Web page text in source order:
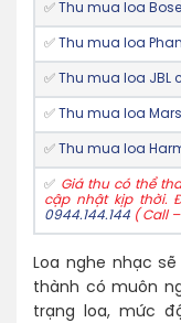
✅ Thu mua loa
✅ Thu mua loa
✅ Thu mua loa JBL
✅ Thu mua loa
✅ Thu mua loa
✅ Giá thu có thể
cập nhật kịp thời.
0944.144.144 ( Call
Loa nghe nhạc
thành có muôn
trạng loa, mức